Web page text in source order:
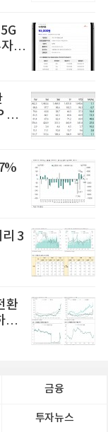
상
3
환
나
금융
투자뉴스